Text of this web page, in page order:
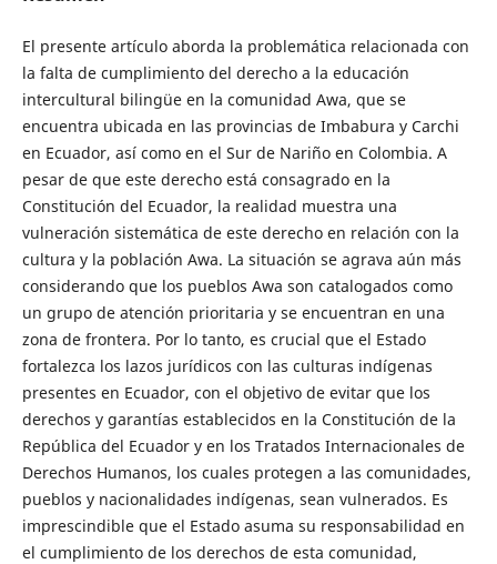
El presente artículo aborda la problemática relacionada con
la falta de cumplimiento del derecho a la educación
intercultural bilingüe en la comunidad Awa, que se
encuentra ubicada en las provincias de Imbabura y Carchi
en Ecuador, así como en el Sur de Nariño en Colombia. A
pesar de que este derecho está consagrado en la
Constitución del Ecuador, la realidad muestra una
vulneración sistemática de este derecho en relación con la
cultura y la población Awa. La situación se agrava aún más
considerando que los pueblos Awa son catalogados como
un grupo de atención prioritaria y se encuentran en una
zona de frontera. Por lo tanto, es crucial que el Estado
fortalezca los lazos jurídicos con las culturas indígenas
presentes en Ecuador, con el objetivo de evitar que los
derechos y garantías establecidos en la Constitución de la
República del Ecuador y en los Tratados Internacionales de
Derechos Humanos, los cuales protegen a las comunidades,
pueblos y nacionalidades indígenas, sean vulnerados. Es
imprescindible que el Estado asuma su responsabilidad en
el cumplimiento de los derechos de esta comunidad,